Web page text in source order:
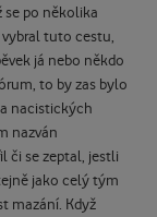
se po několika
vybral tuto cestu,
já nebo někdo
to by zas bylo
nacistických
nazván
či se zeptal, jestli
jako celý tým
mazání. Když